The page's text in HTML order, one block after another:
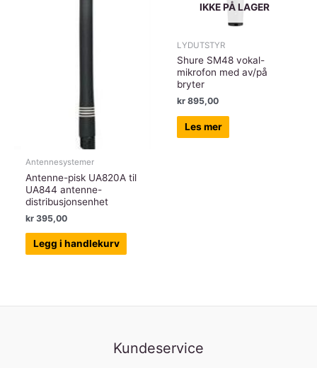
Antennesystemer
Antenne-pisk UA820A til
UA844 antenne-
distribusjonsenhet
kr 395,00
Legg i handlekurv
IKKE PÅ LAGER
LYDUTSTYR
Shure SM48 vokal-
mikrofon med av/på
bryter
kr 895,00
Les mer
Kundeservice